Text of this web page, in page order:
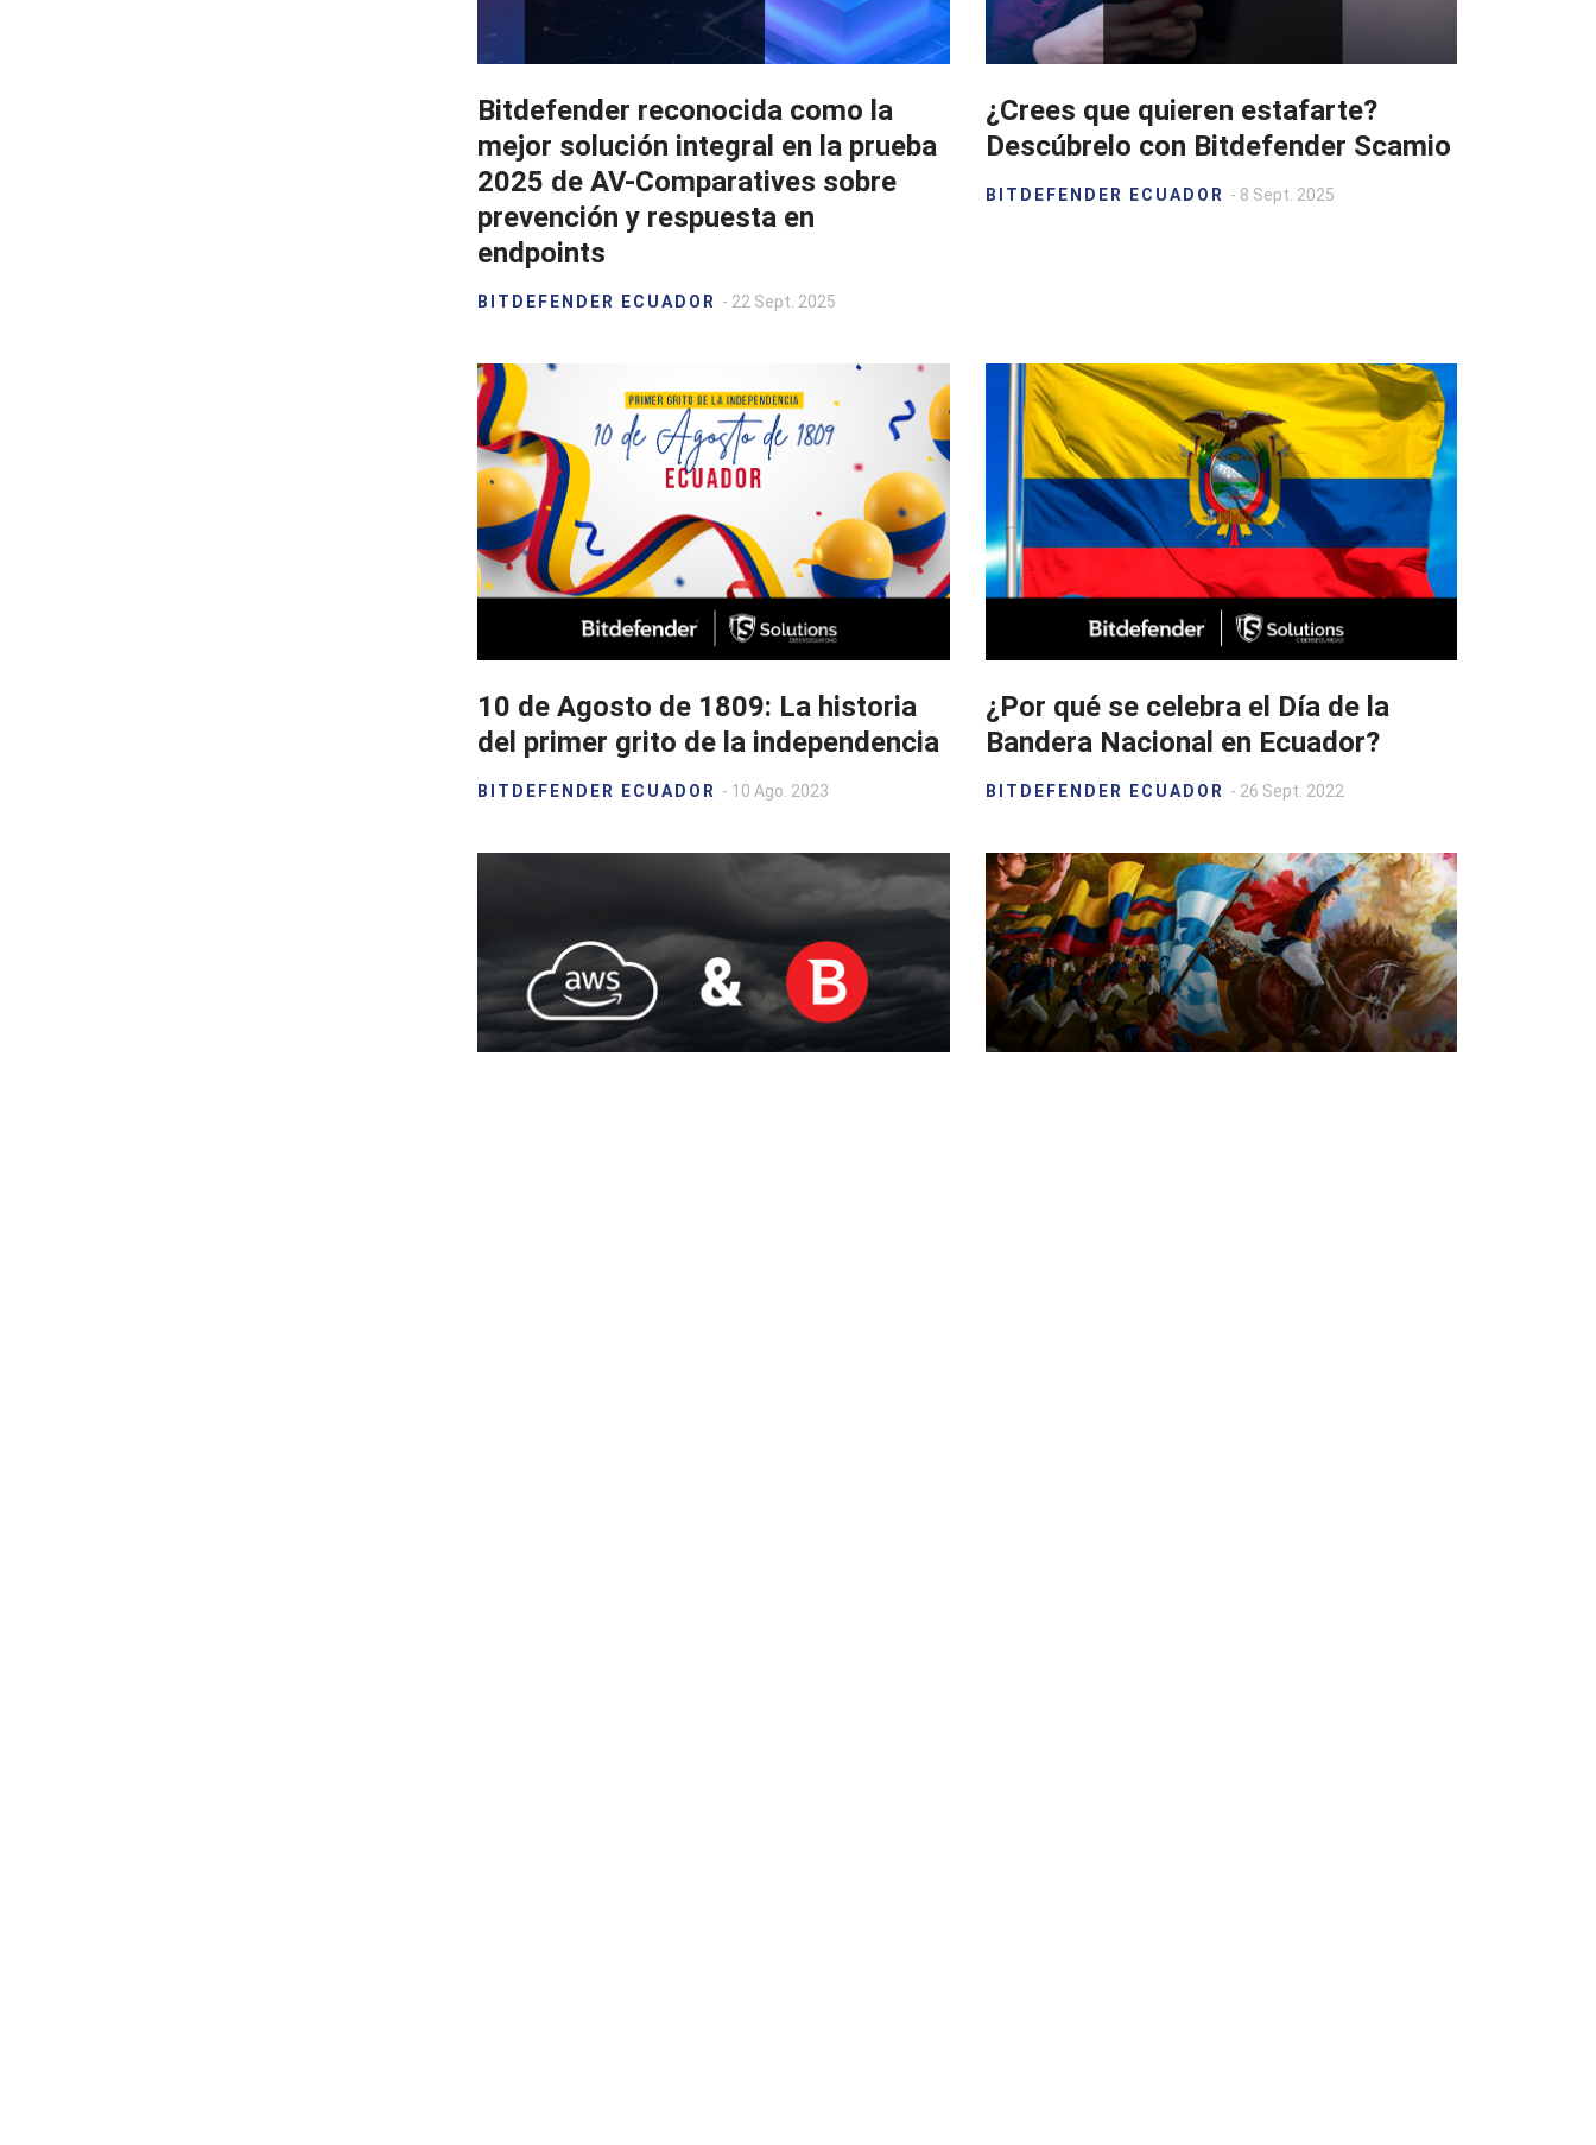
Bitdefender reconocida como la
mejor solución integral en la prueba
2025 de AV-Comparatives sobre
prevención y respuesta en
endpoints
BITDEFENDER ECUADOR - 22 Sept. 2025
¿Crees que quieren estafarte?
Descúbrelo con Bitdefender Scamio
BITDEFENDER ECUADOR - 8 Sept. 2025
10 de Agosto de 1809: La historia
del primer grito de la independencia
BITDEFENDER ECUADOR - 10 Ago. 2023
¿Por qué se celebra el Día de la
Bandera Nacional en Ecuador?
BITDEFENDER ECUADOR - 26 Sept. 2022